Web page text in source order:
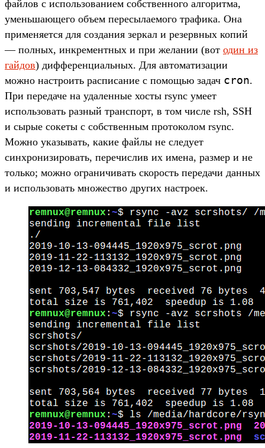
файлов с использованием собственного алгоритма,
уменьшающего объем пересылаемого трафика. Она
применяется для создания зеркал и резервных копий
— полных, инкрементных и при желании (вот один из
гайдов) дифференциальных. Для автоматизации
можно настроить расписание с помощью задач cron.
При передаче на удаленные хосты rsync умеет
использовать разный транспорт, в том числе rsh, SSH
и сырые сокеты с собственным протоколом rsync.
Можно указывать, какие файлы не следует
синхронизировать, перечислив их имена, размер и не
только; можно ограничивать скорость передачи данных
и использовать множество других настроек.